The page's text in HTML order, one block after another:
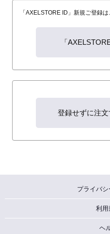
「AXELSTORE ID」新規ご登録は